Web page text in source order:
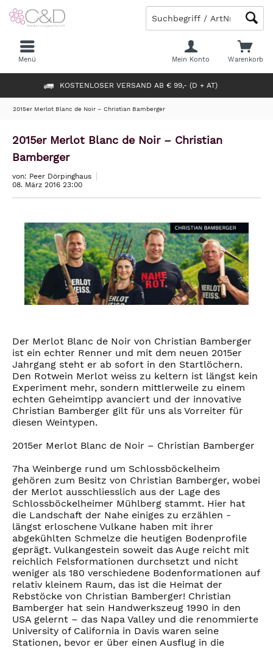
KOSTENLOSER VERSAND AB € 99,- (D + AT)
Warenkorb
Mein Konto
Menü
2015er Merlot Blanc de Noir – Christian Bamberger
2015er Merlot Blanc de Noir – Christian
Bamberger
von: Peer Dörpinghaus
08. März 2016 23:00
Der Merlot Blanc de Noir von Christian Bamberger
ist ein echter Renner und mit dem neuen 2015er
Jahrgang steht er ab sofort in den Startlöchern.
Den Rotwein Merlot weiss zu keltern ist längst kein
Experiment mehr, sondern mittlerweile zu einem
echten Geheimtipp avanciert und der innovative
Christian Bamberger gilt für uns als Vorreiter für
diesen Weintypen.
2015er Merlot Blanc de Noir – Christian Bamberger
7ha Weinberge rund um Schlossböckelheim
gehören zum Besitz von Christian Bamberger, wobei
der Merlot ausschliesslich aus der Lage des
Schlossböckelheimer Mühlberg stammt. Hier hat
die Landschaft der Nahe einiges zu erzählen -
längst erloschene Vulkane haben mit ihrer
abgekühlten Schmelze die heutigen Bodenprofile
geprägt. Vulkangestein soweit das Auge reicht mit
reichlich Felsformationen durchsetzt und nicht
weniger als 180 verschiedene Bodenformationen auf
relativ kleinem Raum, das ist die Heimat der
Rebstöcke von Christian Bamberger! Christian
Bamberger hat sein Handwerkszeug 1990 in den
USA gelernt – das Napa Valley und die renommierte
University of California in Davis waren seine
Stationen, bevor er über einen Ausflug in die